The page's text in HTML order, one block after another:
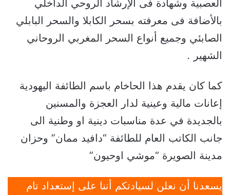
العصبية وشهادة فى الإرشاد الروحي الداخلي
بالأضافة فى معرفته بسحر الكابلا والسحر البابلي
الصابئي وجميع أنواع السحر المغربي الروحاني
الشهير .
كما كان يقدم هذا الحاخام باسم الطائفة اليهودية
إعانات مالية وعينية لدار العجزة والمسنين
بالجديدة في عدة مناسبات دينية او وطنية الى
جانب الكاتب العام للطائفة “دافيد ممان” وحزان
مدينة الصويرة “موشي اوحيون”
يسعدنا أن نعلن لسيادتكم أننا على إستعداد تام